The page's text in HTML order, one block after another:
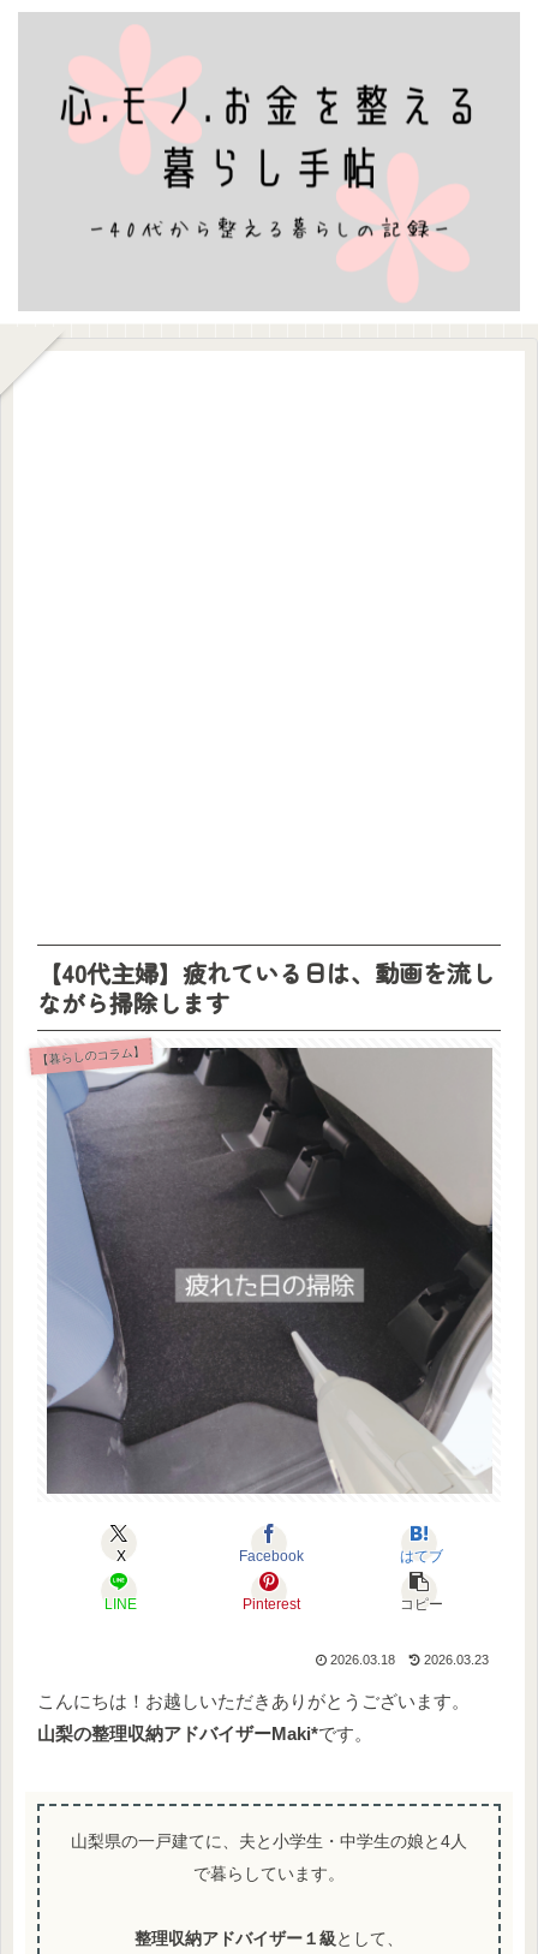
【40代主婦】疲れている日は、動画を流し
ながら掃除します
【暮らしのコラム】
X Facebook はてブ
LINE Pinterest コピー
2026.03.18 2026.03.23
こんにちは！お越しいただきありがとうございます。
山梨の整理収納アドバイザーMaki*です。
山梨県の一戸建てに、夫と小学生・中学生の娘と4人
で暮らしています。
整理収納アドバイザー１級として、